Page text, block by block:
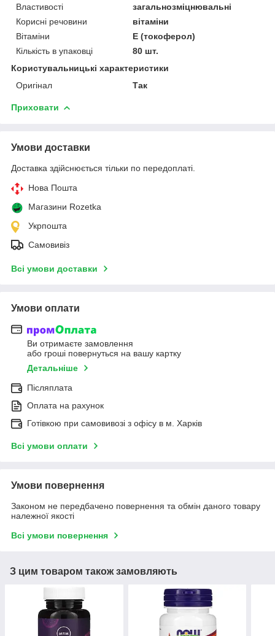
Властивості
загальнозміцнювальні
Корисні речовини
вітаміни
Вітаміни
Е (токоферол)
Кількість в упаковці
80 шт.
Користувальницькі характеристики
Оригінал
Так
Приховати
Умови доставки
Доставка здійснюється тільки по передоплаті.
Нова Пошта
Магазини Rozetka
Укрпошта
Самовивіз
Всі умови доставки
Умови оплати
Ви отримаєте замовлення
або гроші повернуться на вашу картку
Детальніше
Післяплата
Оплата на рахунок
Готівкою при самовивозі з офісу в м. Харків
Всі умови оплати
Умови повернення
Законом не передбачено повернення та обмін даного товару
належної якості
Всі умови повернення
З цим товаром також замовляють